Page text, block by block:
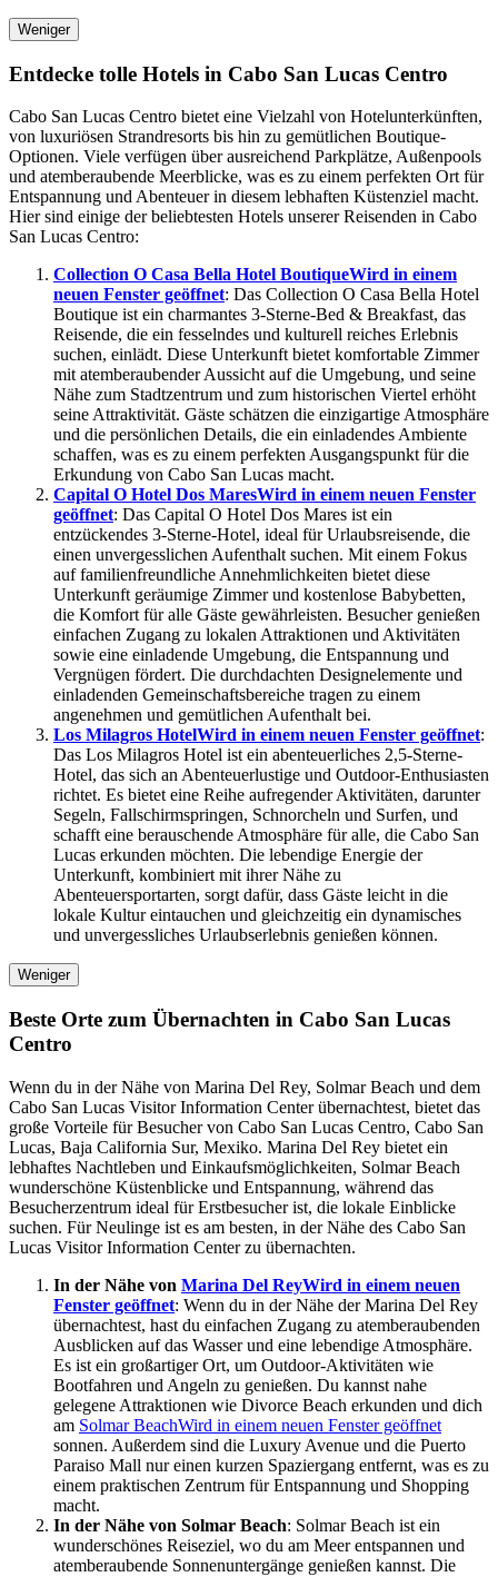
Weniger
Entdecke tolle Hotels in Cabo San Lucas Centro
Cabo San Lucas Centro bietet eine Vielzahl von Hotelunterkünften,
von luxuriösen Strandresorts bis hin zu gemütlichen Boutique-
Optionen. Viele verfügen über ausreichend Parkplätze, Außenpools
und atemberaubende Meerblicke, was es zu einem perfekten Ort für
Entspannung und Abenteuer in diesem lebhaften Küstenziel macht.
Hier sind einige der beliebtesten Hotels unserer Reisenden in Cabo
San Lucas Centro:
Collection O Casa Bella Hotel BoutiqueWird in einem
neuen Fenster geöffnet: Das Collection O Casa Bella Hotel
Boutique ist ein charmantes 3-Sterne-Bed & Breakfast, das
Reisende, die ein fesselndes und kulturell reiches Erlebnis
suchen, einlädt. Diese Unterkunft bietet komfortable Zimmer
mit atemberaubender Aussicht auf die Umgebung, und seine
Nähe zum Stadtzentrum und zum historischen Viertel erhöht
seine Attraktivität. Gäste schätzen die einzigartige Atmosphäre
und die persönlichen Details, die ein einladendes Ambiente
schaffen, was es zu einem perfekten Ausgangspunkt für die
Erkundung von Cabo San Lucas macht.
Capital O Hotel Dos MaresWird in einem neuen Fenster
geöffnet: Das Capital O Hotel Dos Mares ist ein
entzückendes 3-Sterne-Hotel, ideal für Urlaubsreisende, die
einen unvergesslichen Aufenthalt suchen. Mit einem Fokus
auf familienfreundliche Annehmlichkeiten bietet diese
Unterkunft geräumige Zimmer und kostenlose Babybetten,
die Komfort für alle Gäste gewährleisten. Besucher genießen
einfachen Zugang zu lokalen Attraktionen und Aktivitäten
sowie eine einladende Umgebung, die Entspannung und
Vergnügen fördert. Die durchdachten Designelemente und
einladenden Gemeinschaftsbereiche tragen zu einem
angenehmen und gemütlichen Aufenthalt bei.
Los Milagros HotelWird in einem neuen Fenster geöffnet:
Das Los Milagros Hotel ist ein abenteuerliches 2,5-Sterne-
Hotel, das sich an Abenteuerlustige und Outdoor-Enthusiasten
richtet. Es bietet eine Reihe aufregender Aktivitäten, darunter
Segeln, Fallschirmspringen, Schnorcheln und Surfen, und
schafft eine berauschende Atmosphäre für alle, die Cabo San
Lucas erkunden möchten. Die lebendige Energie der
Unterkunft, kombiniert mit ihrer Nähe zu
Abenteuersportarten, sorgt dafür, dass Gäste leicht in die
lokale Kultur eintauchen und gleichzeitig ein dynamisches
und unvergessliches Urlaubserlebnis genießen können.
Weniger
Beste Orte zum Übernachten in Cabo San Lucas
Centro
Wenn du in der Nähe von Marina Del Rey, Solmar Beach und dem
Cabo San Lucas Visitor Information Center übernachtest, bietet das
große Vorteile für Besucher von Cabo San Lucas Centro, Cabo San
Lucas, Baja California Sur, Mexiko. Marina Del Rey bietet ein
lebhaftes Nachtleben und Einkaufsmöglichkeiten, Solmar Beach
wunderschöne Küstenblicke und Entspannung, während das
Besucherzentrum ideal für Erstbesucher ist, die lokale Einblicke
suchen. Für Neulinge ist es am besten, in der Nähe des Cabo San
Lucas Visitor Information Center zu übernachten.
In der Nähe von Marina Del ReyWird in einem neuen
Fenster geöffnet: Wenn du in der Nähe der Marina Del Rey
übernachtest, hast du einfachen Zugang zu atemberaubenden
Ausblicken auf das Wasser und eine lebendige Atmosphäre.
Es ist ein großartiger Ort, um Outdoor-Aktivitäten wie
Bootfahren und Angeln zu genießen. Du kannst nahe
gelegene Attraktionen wie Divorce Beach erkunden und dich
am Solmar BeachWird in einem neuen Fenster geöffnet
sonnen. Außerdem sind die Luxury Avenue und die Puerto
Paraiso Mall nur einen kurzen Spaziergang entfernt, was es zu
einem praktischen Zentrum für Entspannung und Shopping
macht.
In der Nähe von Solmar Beach: Solmar Beach ist ein
wunderschönes Reiseziel, wo du am Meer entspannen und
atemberaubende Sonnenuntergänge genießen kannst. Die